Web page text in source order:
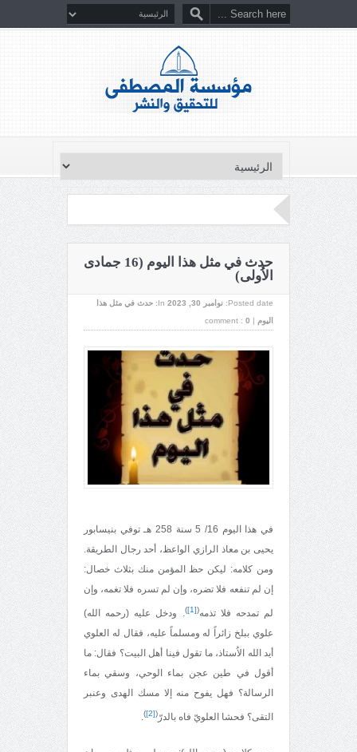
حدث في مثل هذا اليوم (16 جمادى
الاُولى)
Posted date: نوامبر 30, 2023 In:
حدث في مثل هذا
اليوم |
comment : 0
في هذا اليوم 16/ 5 سنة 258 هـ توفي بنيسابور
يحيى بن معاذ الرازي الواعظ، أحد رجال الطريقة.
ومن كلامه: ليكن حظ المؤمن منك بثلاث خصال:
إن لم تنفعه فلا تضره، وإن لم تسره فلا تغمه، وإن
لم تمدحه فلا تذمه(
[1]
). ودخل عليه (رحمه الله)
علوي ببلخ زائراً له ومسلماً عليه، فقال له العلوي
أيد الله الاُستاذ، ما تقول فينا أهل البيت؟ فقال: ما
أقول في طين عجن بماء الوحي، وسقي بماء
الرسالة؟ فهل يفوح منه إلا مسك الهدى وعنبر
التقى؟ فحشا العلويّ فاه بالدرّ(
[2]
)
.